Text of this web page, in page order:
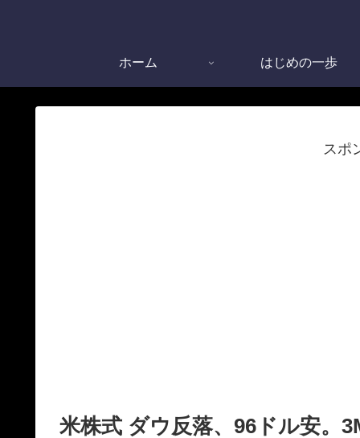
ホーム はじめの一歩
スポ
米株式 ダウ反落、96ドル安。